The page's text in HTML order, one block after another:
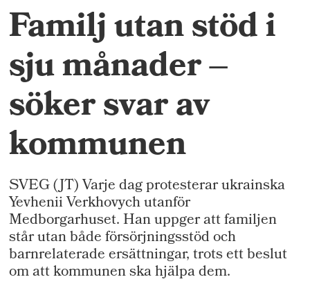
Familj utan stöd i
sju månader –
söker svar av
kommunen
SVEG (JT) Varje dag protesterar ukrainska
Yevhenii Verkhovych utanför
Medborgarhuset. Han uppger att familjen
står utan både försörjningsstöd och
barnrelaterade ersättningar, trots ett beslut
om att kommunen ska hjälpa dem.